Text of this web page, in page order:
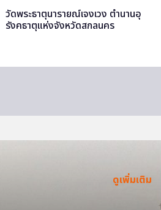
วัดพระธาตุนารายณ์เจงเวง ตำนานอุ
รังคธาตุแห่งจังหวัดสกลนคร
ดูเพิ่มเติม